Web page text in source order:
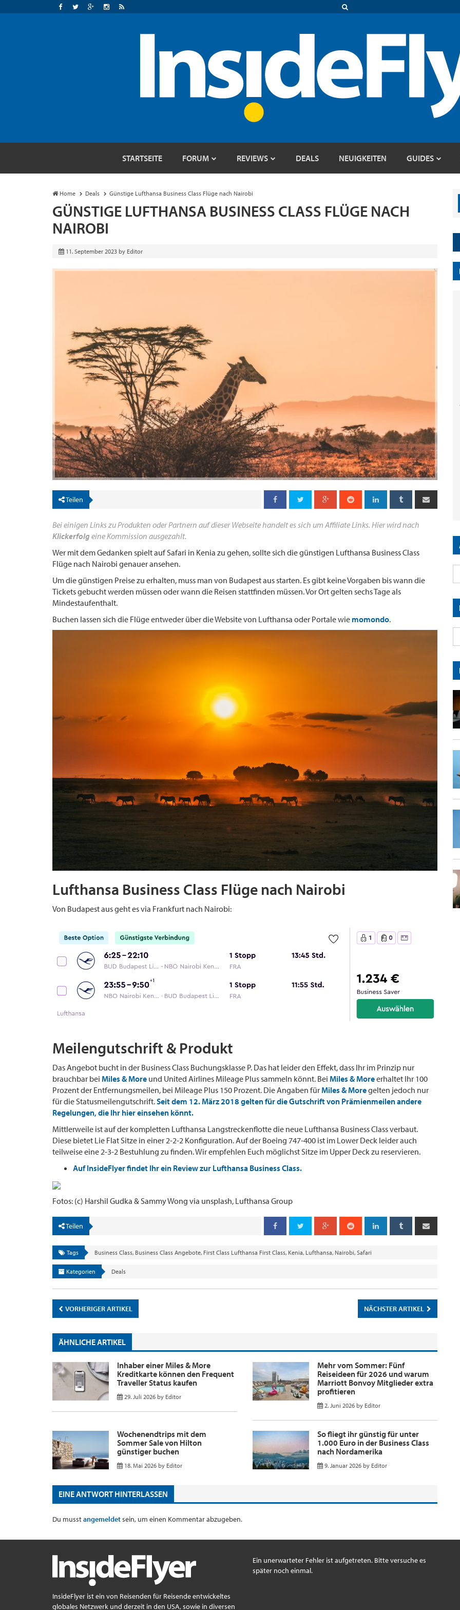
STARTSEITE FORUM REVIEWS DEALS NEUIGKEITEN GUIDES
Home Deals Günstige Lufthansa Business Class Flüge nach Nairobi
GÜNSTIGE LUFTHANSA BUSINESS CLASS FLÜGE NACH
NAIROBI
11. September 2023 by Editor
Teilen
Bei einigen Links zu Produkten oder Partnern auf dieser Webseite handelt es sich um Affiliate Links. Hier wird nach
Klickerfolg eine Kommission ausgezahlt.
Wer mit dem Gedanken spielt auf Safari in Kenia zu gehen, sollte sich die günstigen Lufthansa Business Class
Flüge nach Nairobi genauer ansehen.
Um die günstigen Preise zu erhalten, muss man von Budapest aus starten. Es gibt keine Vorgaben bis wann die
Tickets gebucht werden müssen oder wann die Reisen stattfinden müssen. Vor Ort gelten sechs Tage als
Mindestaufenthalt.
Buchen lassen sich die Flüge entweder über die Website von Lufthansa oder Portale wie momondo.
Lufthansa Business Class Flüge nach Nairobi
Von Budapest aus geht es via Frankfurt nach Nairobi:
Meilengutschrift & Produkt
Das Angebot bucht in der Business Class Buchungsklasse P. Das hat leider den Effekt, dass Ihr im Prinzip nur
brauchbar bei Miles & More und United Airlines Mileage Plus sammeln könnt. Bei Miles & Moreerhaltet Ihr 100
Prozent der Entfernungsmeilen, bei Mileage Plus 150 Prozent. Die Angaben für Miles & Moregelten jedoch nur
für die Statusmeilengutschrift.Seit dem 12. März 2018 gelten für die Gutschrift von Prämienmeilen andere
Regelungen, die Ihr hier einsehen könnt.
Mittlerweile ist auf der kompletten Lufthansa Langstreckenflotte die neue Lufthansa Business Class verbaut.
Diese bietet Lie Flat Sitze in einer 2-2-2 Konfiguration. Auf der Boeing 747-400 ist im Lower Deck leider auch
teilweise eine 2-3-2 Bestuhlung zu finden. Wir empfehlen Euch möglichst Sitze im Upper Deck zu reservieren.
Auf InsideFlyer findet Ihr ein Review zur Lufthansa Business Class.
Fotos: (c) Harshil Gudka & Sammy Wong via unsplash, Lufthansa Group
Teilen
Tags Business Class, Business Class Angebote, First Class Lufthansa First Class, Kenia, Lufthansa, Nairobi, Safari
Kategorien Deals
VORHERIGER ARTIKEL NÄCHSTER ARTIKEL
ÄHNLICHE ARTIKEL
Inhaber einer Miles & More
Kreditkarte können den Frequent
Traveller Status kaufen
29. Juli 2026 by Editor
Mehr vom Sommer: Fünf
Reiseideen für 2026 und warum
Marriott Bonvoy Mitglieder extra
profitieren
2. Juni 2026 by Editor
Wochenendtrips mit dem
Sommer Sale von Hilton
günstiger buchen
18. Mai 2026 by Editor
So fliegt ihr günstig für unter
1.000 Euro in der Business Class
nach Nordamerika
9. Januar 2026 by Editor
EINE ANTWORT HINTERLASSEN
Du musstangemeldetsein, um einen Kommentar abzugeben.
InsideFlyer ist ein von Reisenden für Reisende entwickeltes
globales Netzwerk und derzeit in den USA, sowie in diversen
Ein unerwarteter Fehler ist aufgetreten. Bitte versuche es
später noch einmal.